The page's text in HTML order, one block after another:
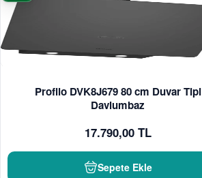
Profilo DVK8J679 80 cm Duvar Tipi
Davlumbaz
17.790,00 TL
Sepete Ekle